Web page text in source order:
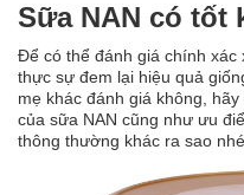
Sữa NAN có tốt
Để có thể đánh giá chính xác
thực sự đem lại hiệu quả
mẹ khác đánh giá không,
của sữa NAN cũng như ưu
thông thường khác ra sao